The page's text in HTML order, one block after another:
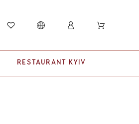
RESTAURANT KYIV